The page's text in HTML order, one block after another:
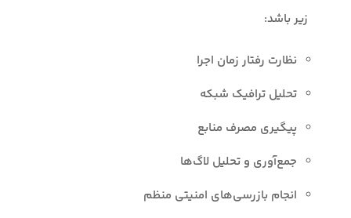
زیر باشد:
نظارت رفتار زمان اجرا
تحلیل ترافیک شبکه
پیگیری مصرف منابع
جمع‌آوری و تحلیل لاگ‌ها
انجام بازرسی‌های امنیتی منظم